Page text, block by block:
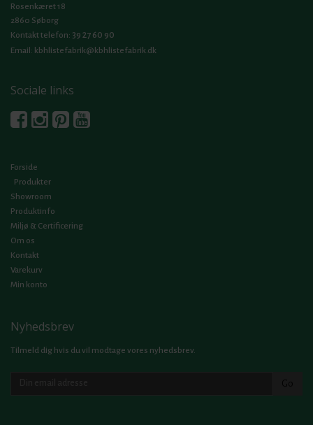
Rosenkæret 18
2860 Søborg
Kontakt telefon: 39 27 60 90
Email: kbhlistefabrik@kbhlistefabrik.dk
Sociale links
Forside
Produkter
Showroom
Produktinfo
Miljø & Certificering
Om os
Kontakt
Varekurv
Min konto
Nyhedsbrev
Tilmeld dig hvis du vil modtage vores nyhedsbrev.